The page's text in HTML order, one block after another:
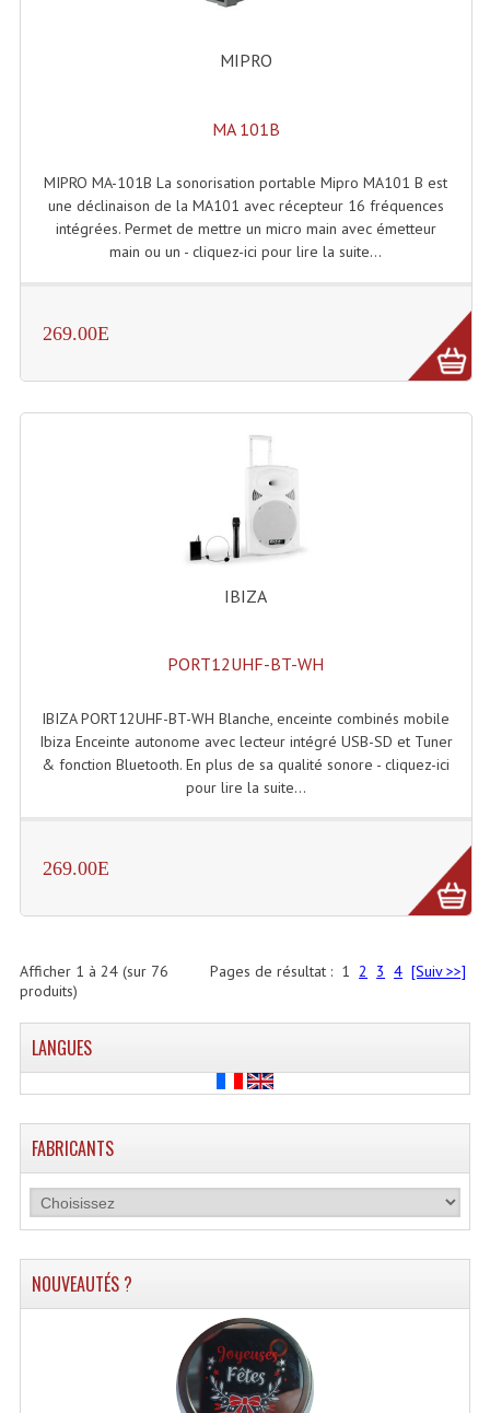
MIPRO
MA 101B
MIPRO MA-101B La sonorisation portable Mipro MA101 B est
une déclinaison de la MA101 avec récepteur 16 fréquences
intégrées. Permet de mettre un micro main avec émetteur
main ou un - cliquez-ici pour lire la suite...
269.00E
IBIZA
PORT12UHF-BT-WH
IBIZA PORT12UHF-BT-WH Blanche, enceinte combinés mobile
Ibiza Enceinte autonome avec lecteur intégré USB-SD et Tuner
& fonction Bluetooth. En plus de sa qualité sonore - cliquez-ici
pour lire la suite...
269.00E
Pages de résultat : 1 2 3 4 [Suiv >>]
Afficher 1 à 24(sur 76
produits)
LANGUES
FABRICANTS
NOUVEAUTÉS ?